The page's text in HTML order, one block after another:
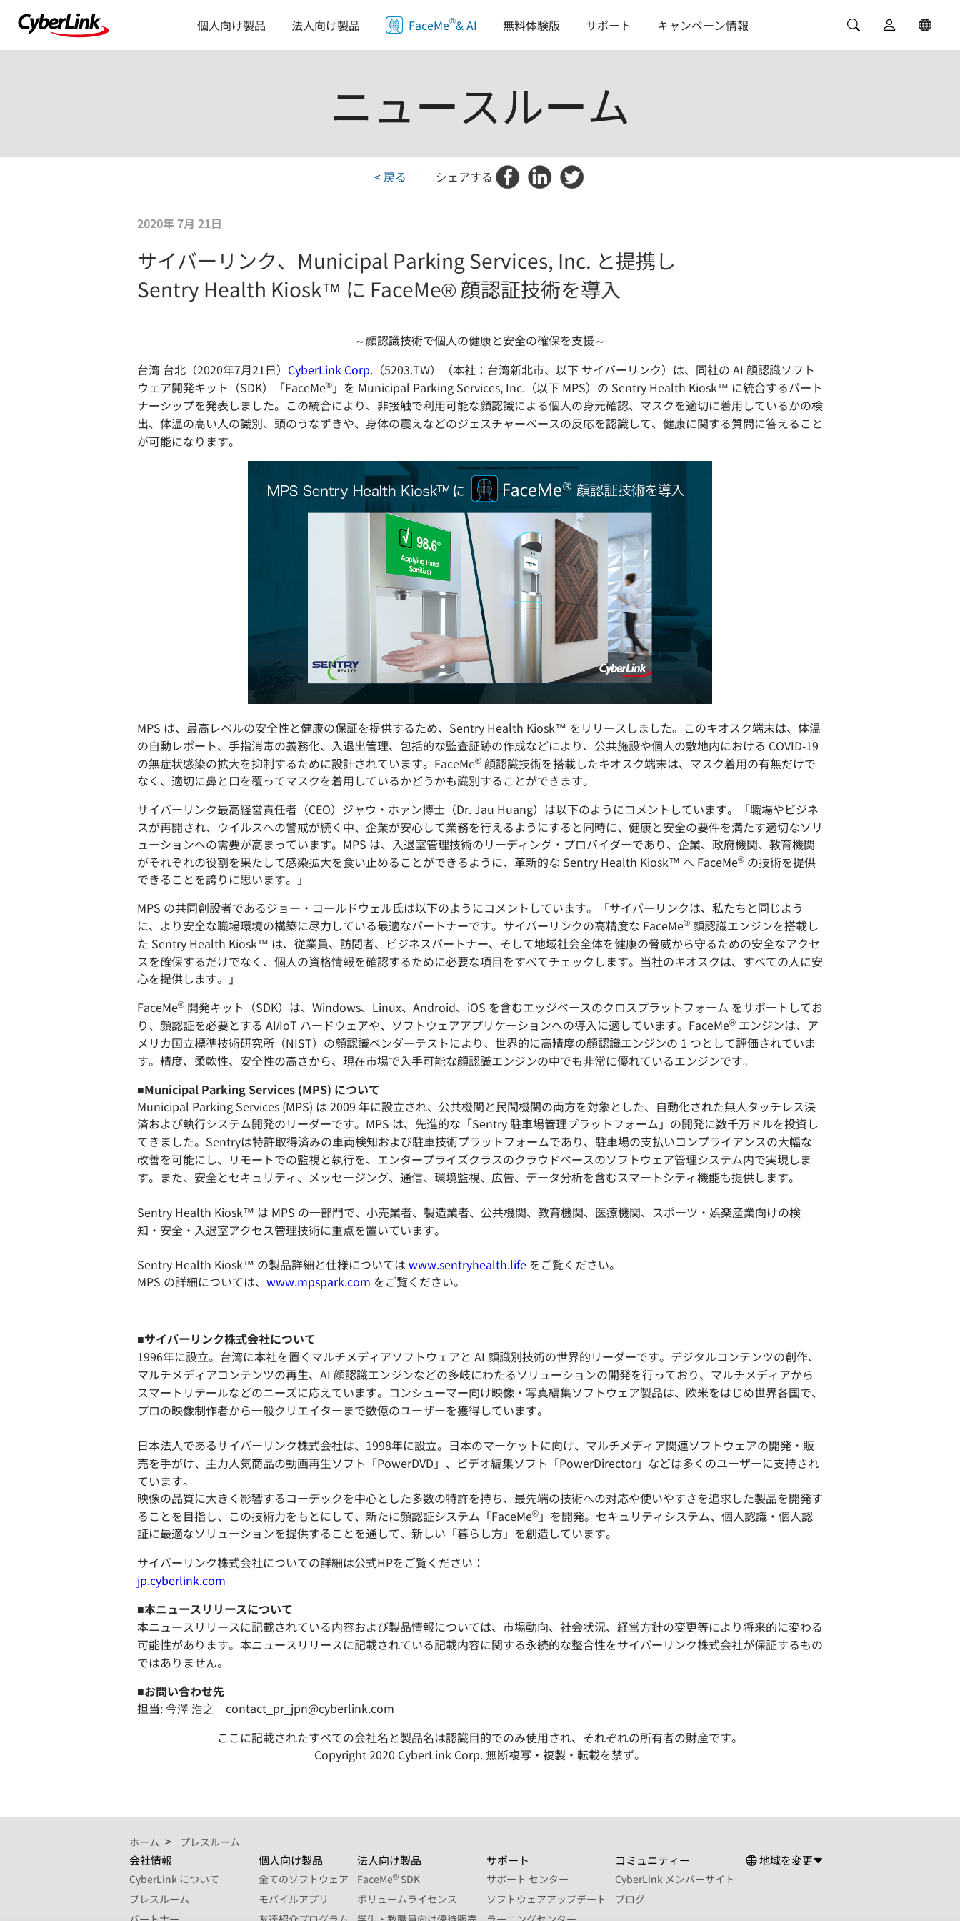
個人向け製品 法人向け製品 FaceMe®& AI 無料体験版 サポート キャンペーン情報
ニュースルーム
< 戻る | シェアする
2020年 7月 21日
サイバーリンク、Municipal Parking Services, Inc. と提携し
Sentry Health Kiosk™ に FaceMe® 顔認証技術を導入
～顔認識技術で個人の健康と安全の確保を支援～
台湾 台北（2020年7月21日） CyberLink Corp. （5203.TW）（本社：台湾新北市、以下 サイバーリンク）は、同社の AI 顔認識ソフト
ウェア開発キット（SDK）「FaceMe® 」を Municipal Parking Services, Inc.（以下 MPS）の Sentry Health Kiosk™ に統合するパート
ナーシップを発表しました。この統合により、非接触で利用可能な顔認識による個人の身元確認、マスクを適切に着用しているかの検
出、体温の高い人の識別、頭のうなずきや、身体の震えなどのジェスチャーベースの反応を認識して、健康に関する質問に答えること
が可能になります。
MPS は、最高レベルの安全性と健康の保証を提供するため、Sentry Health Kiosk™ をリリースしました。このキオスク端末は、体温
の自動レポート、手指消毒の義務化、入退出管理、包括的な監査証跡の作成などにより、公共施設や個人の敷地内における COVID-19
の無症状感染の拡大を抑制するために設計されています。FaceMe® 顔認識技術を搭載したキオスク端末は、マスク着用の有無だけで
なく、適切に鼻と口を覆ってマスクを着用しているかどうかも識別することができます。
サイバーリンク最高経営責任者（CEO）ジャウ・ホァン博士（Dr. Jau Huang）は以下のようにコメントしています。「職場やビジネ
スが再開され、ウイルスへの警戒が続く中、企業が安心して業務を行えるようにすると同時に、健康と安全の要件を満たす適切なソリ
ューションへの需要が高まっています。MPS は、入退室管理技術のリーディング・プロバイダーであり、企業、政府機関、教育機関
がそれぞれの役割を果たして感染拡大を食い止めることができるように、革新的な Sentry Health Kiosk™ へ FaceMe® の技術を提供
できることを誇りに思います。」
MPS の共同創設者であるジョー・コールドウェル氏は以下のようにコメントしています。「サイバーリンクは、私たちと同じよう
に、より安全な職場環境の構築に尽力している最適なパートナーです。サイバーリンクの高精度な FaceMe® 顔認識エンジンを搭載し
た Sentry Health Kiosk™ は、従業員、訪問者、ビジネスパートナー、そして地域社会全体を健康の脅威から守るための安全なアクセ
スを確保するだけでなく、個人の資格情報を確認するために必要な項目をすべてチェックします。当社のキオスクは、すべての人に安
心を提供します。」
FaceMe® 開発キット（SDK）は、Windows、Linux、Android、iOS を含むエッジベースのクロスプラットフォーム をサポートしてお
り、顔認証を必要とする AI/IoT ハードウェアや、ソフトウェアアプリケーションへの導入に適しています。FaceMe® エンジンは、ア
メリカ国立標準技術研究所（NIST）の顔認識ベンダーテストにより、世界的に高精度の顔認識エンジンの 1 つとして評価されていま
す。精度、柔軟性、安全性の高さから、現在市場で入手可能な顔認識エンジンの中でも非常に優れているエンジンです。
■Municipal Parking Services (MPS) について
Municipal Parking Services (MPS) は 2009 年に設立され、公共機関と民間機関の両方を対象とした、自動化された無人タッチレス決
済および執行システム開発のリーダーです。MPS は、先進的な「Sentry 駐車場管理プラットフォーム」の開発に数千万ドルを投資し
てきました。Sentryは特許取得済みの車両検知および駐車技術プラットフォームであり、駐車場の支払いコンプライアンスの大幅な
改善を可能にし、リモートでの監視と執行を、エンタープライズクラスのクラウドベースのソフトウェア管理システム内で実現しま
す。また、安全とセキュリティ、メッセージング、通信、環境監視、広告、データ分析を含むスマートシティ機能も提供します。
Sentry Health Kiosk™ は MPS の一部門で、小売業者、製造業者、公共機関、教育機関、医療機関、スポーツ・娯楽産業向けの検
知・安全・入退室アクセス管理技術に重点を置いています。
Sentry Health Kiosk™ の製品詳細と仕様については www.sentryhealth.life をご覧ください。
MPS の詳細については、 www.mpspark.com をご覧ください。
■サイバーリンク株式会社について
1996年に設立。台湾に本社を置くマルチメディアソフトウェアと AI 顔識別技術の世界的リーダーです。デジタルコンテンツの創作、
マルチメディアコンテンツの再生、AI 顔認識エンジンなどの多岐にわたるソリューションの開発を行っており、マルチメディアから
スマートリテールなどのニーズに応えています。コンシューマー向け映像・写真編集ソフトウェア製品は、欧米をはじめ世界各国で、
プロの映像制作者から一般クリエイターまで数億のユーザーを獲得しています。
日本法人であるサイバーリンク株式会社は、1998年に設立。日本のマーケットに向け、マルチメディア関連ソフトウェアの開発・販
売を手がけ、主力人気商品の動画再生ソフト「PowerDVD」、ビデオ編集ソフト「PowerDirector」などは多くのユーザーに支持され
ています。
映像の品質に大きく影響するコーデックを中心とした多数の特許を持ち、最先端の技術への対応や使いやすさを追求した製品を開発す
ることを目指し、この技術力をもとにして、新たに顔認証システム「FaceMe® 」を開発。セキュリティシステム、個人認識・個人認
証に最適なソリューションを提供することを通して、新しい「暮らし方」を創造しています。
サイバーリンク株式会社についての詳細は公式HPをご覧ください：
jp.cyberlink.com
■本ニュースリリースについて
本ニュースリリースに記載されている内容および製品情報については、市場動向、社会状況、経営方針の変更等により将来的に変わる
可能性があります。本ニュースリリースに記載されている記載内容に関する永続的な整合性をサイバーリンク株式会社が保証するもの
ではありません。
■お問い合わせ先
担当: 今澤 浩之 contact_pr_jpn@cyberlink.com
ここに記載されたすべての会社名と製品名は認識目的でのみ使用され、それぞれの所有者の財産です。
Copyright 2020 CyberLink Corp. 無断複写・複製・転載を禁ず。
ホーム プレスルーム
会社情報
CyberLink について
プレスルーム
個人向け製品
全てのソフトウェア
モバイルアプリ
法人向け製品
FaceMe® SDK
ボリュームライセンス
サポート
サポート センター
ソフトウェアアップデート
コミュニティー
CyberLink メンバーサイト
ブログ
地域を変更